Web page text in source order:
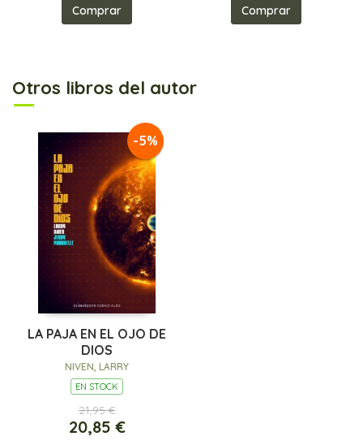
Comprar Comprar
Otros libros del autor
-5%
LA PAJA EN EL OJO DE
DIOS
NIVEN, LARRY
EN STOCK
21,95 €
20,85 €